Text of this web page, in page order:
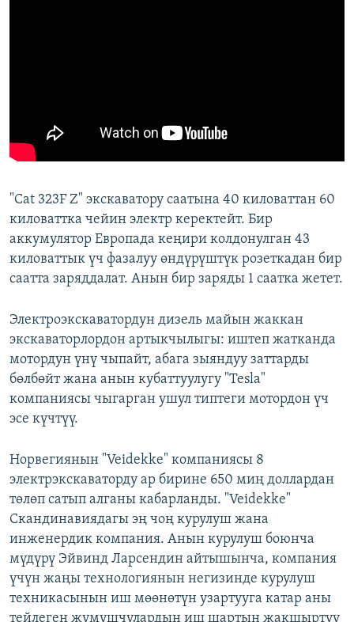
"Cat 323F Z" экскаватору саатына 40 киловаттан 60
киловаттка чейин электр керектейт. Бир
аккумулятор Европада кеңири колдонулган 43
киловаттык үч фазалуу өндүрүштүк розеткадан бир
саатта заряддалат. Анын бир заряды 1 саатка жетет.
Электроэкскаватордун дизель майын жаккан
экскаваторлордон артыкчылыгы: иштеп жатканда
мотордун үнү чыпайт, абага зыяндуу заттарды
бөлбөйт жана анын кубаттуулугу "Tesla"
компаниясы чыгарган ушул типтеги мотордон үч
эсе күчтүү.
Норвегиянын "Veidekke" компаниясы 8
электрэкскаваторду ар бирине 650 миң доллардан
төлөп сатып алганы кабарланды. "Veidekke"
Скандинавиядагы эң чоң курулуш жана
инженердик компания. Анын курулуш боюнча
мүдүрү Эйвинд Ларсендин айтышынча, компания
үчүн жаңы технологиянын негизинде курулуш
техникасынын иш мөөнөтүн узартууга катар аны
тейлеген жумушчулардын иш шартын жакшыртуу